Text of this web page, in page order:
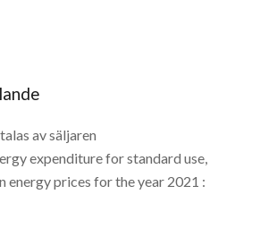
av säljaren
expenditure for standard use,
energy prices for the year 2021 :